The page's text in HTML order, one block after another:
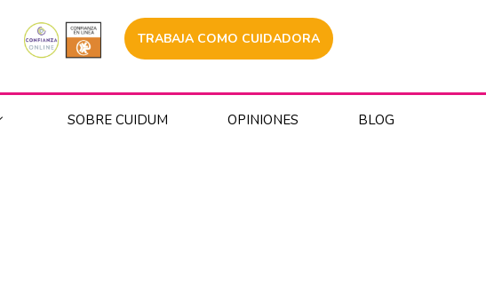
TRABAJA COMO CUIDADORA
SOBRE CUIDUM OPINIONES BLOG